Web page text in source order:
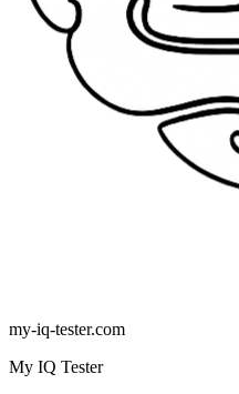
my-iq-tester.com
My IQ Tester